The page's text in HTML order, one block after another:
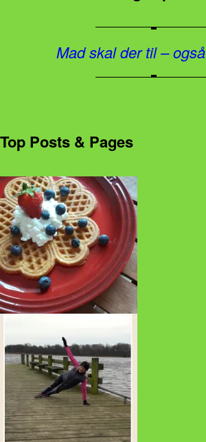
Mad skal der til –
Top Posts & Pages